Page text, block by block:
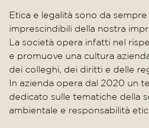
Etica e legalità sono da sempre
imprescindibili della nostra
La società opera infatti nel
e promuove una cultura
dei colleghi, dei diritti e delle
In azienda opera dal 2020 un
dedicato sulle tematiche della
ambientale e responsabilità